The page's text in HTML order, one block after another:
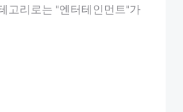
고리로는 "엔터테인먼트"가